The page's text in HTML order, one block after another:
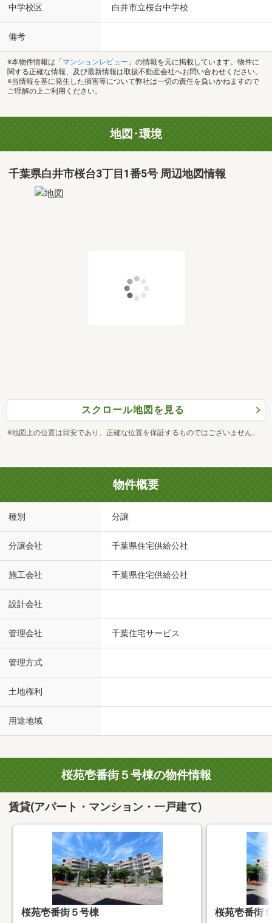
中学校区 白井市立桜台中学校
備考
※本物件情報は「 マンションレビュー 」の情報を元に掲載しています。物件に
関する正確な情報、及び最新情報は取扱不動産会社へお問い合わせください。
※当情報を基に発生した損害等について弊社は一切の責任を負いかねますので
ご理解の上ご利用ください。
地図･環境
千葉県白井市桜台3丁目1番5号 周辺地図情報
スクロール地図を見る
※地図上の位置は目安であり、正確な位置を保証するものではございません。
物件概要
種別 分譲
分譲会社 千葉県住宅供給公社
施工会社 千葉県住宅供給公社
設計会社
管理会社 千葉住宅サービス
管理方式
土地権利
用途地域
桜苑壱番街５号棟の物件情報
賃貸(アパート・マンション・一戸建て)
桜苑壱番街５号棟
桜苑壱番街